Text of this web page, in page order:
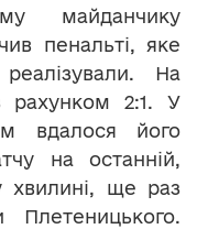
майданчику
пенальті, яке
На
рахунком 2:1. У
вдалося його
на останній,
хвилині, ще раз